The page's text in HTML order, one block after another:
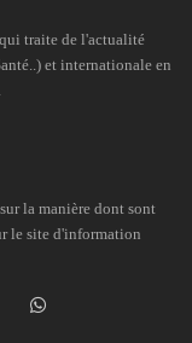
traite de l'actualité
et internationale en
la manière dont sont
le site d'information
Dailymotion